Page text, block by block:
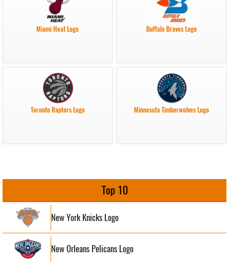
Miami Heat Logo Buffalo Braves Logo
Toronto Raptors Logo Minnesota Timberwolves Logo
Top 10
New York Knicks Logo
New Orleans Pelicans Logo